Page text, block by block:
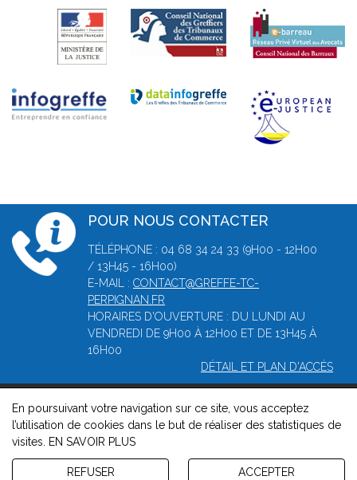
POUR NOUS CONTACTER
TÉLÉPHONE : 04 68 34 24 33 (9H00 - 12H00
/ 13H45 - 16H00)
E-MAIL : CONTACT@GREFFE-TC-
PERPIGNAN.FR
HORAIRES D'OUVERTURE : DU LUNDI AU
VENDREDI DE 9H00 À 12H00 ET DE 13H45 À
16H00
DÉTAIL ET PLAN D'ACCÈS
© 2026, Greffe du tribunal de Commerce de Perpignan -
Mentions légales-Contact -Gestion des cookies-Politique de
confidentialité et de cookies
Version : 1.8.1
En poursuivant votre navigation sur ce site, vous acceptez
l’utilisation de cookies dans le but de réaliser des statistiques de
visites.
EN SAVOIR PLUS
REFUSER ACCEPTER